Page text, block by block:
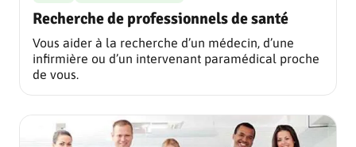
Recherche de professionnels de santé
Vous aider à la recherche d’un médecin, d’une
infirmière ou d’un intervenant paramédical proche
de vous.